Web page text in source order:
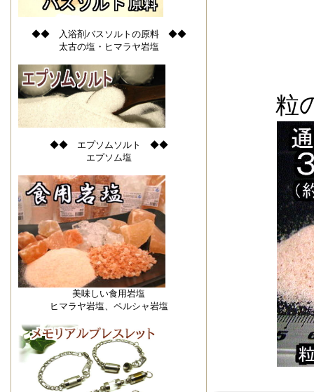
◆◆ 入浴剤バスソルトの原料 ◆◆
太古の塩・ヒマラヤ岩塩
◆◆ エプソムソルト ◆◆
エプソム塩
美味しい食用岩塩
ヒマラヤ岩塩、ペルシャ岩塩
粒